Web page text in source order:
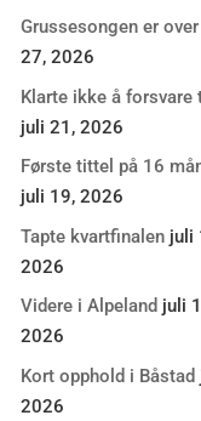
Grussesongen er over
27, 2026
Klarte ikke å forsvare
juli 21, 2026
Første tittel på 16
juli 19, 2026
Tapte kvartfinalen juli
2026
Videre i Alpeland juli
2026
Kort opphold i Båstad
2026